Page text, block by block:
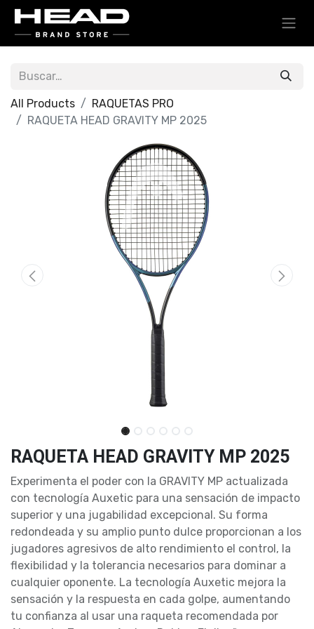
All Products
RAQUETAS PRO
RAQUETA HEAD GRAVITY MP 2025
RAQUETA HEAD GRAVITY MP 2025
Experimenta el poder con la GRAVITY MP actualizada
con tecnología Auxetic para una sensación de impacto
superior y una jugabilidad excepcional. Su forma
redondeada y su amplio punto dulce proporcionan a los
jugadores agresivos de alto rendimiento el control, la
flexibilidad y la tolerancia necesarios para dominar a
cualquier oponente. La tecnología Auxetic mejora la
sensación y la respuesta en cada golpe, aumentando
tu confianza al usar una raqueta recomendada por